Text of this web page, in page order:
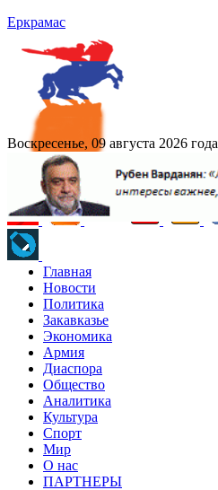
Еркрамас
Воскресенье, 09 августа 2026 года
Главная
Новости
Политика
Закавказье
Экономика
Армия
Диаспора
Общество
Аналитика
Культура
Спорт
Мир
О нас
ПАРТНЕРЫ